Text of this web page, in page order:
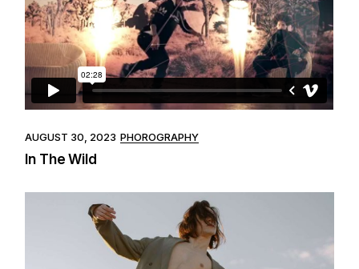
AUGUST 30, 2023 PHOROGRAPHY
In The Wild